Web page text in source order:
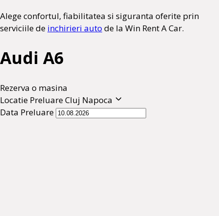
Alege confortul, fiabilitatea si siguranta oferite prin
serviciile de inchirieri auto de la Win Rent A Car.
Audi A6
Rezerva o masina
Locatie PreluareCluj Napoca
Data Preluare